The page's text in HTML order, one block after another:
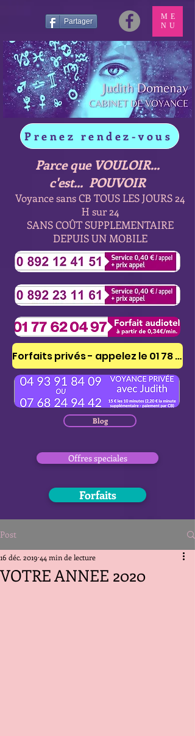
Partager
Prenez rendez-vous
Parce que VOULOIR...
c'est... POUVOIR
Voyance sans CB TOUS LES JOURS 24
H sur 24
SANS COÛT SUPPLEMENTAIRE
DEPUIS UN MOBILE
Blog
Offres speciales
ME
NU
Forfaits
Forfaits privés - appelez le 01 78 41 53 51
Post
VOTRE ANNEE 2020
16 déc. 2019 44 min de lecture